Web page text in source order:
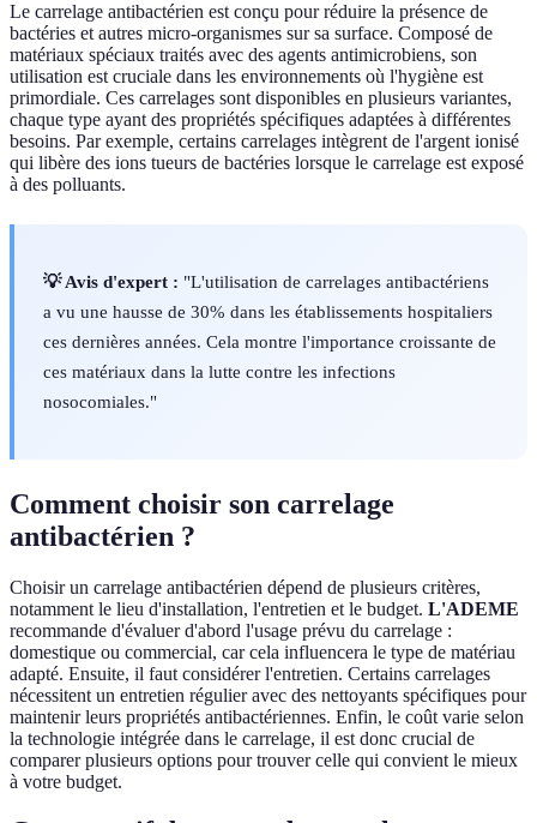
Le carrelage antibactérien est conçu pour réduire la présence de
bactéries et autres micro-organismes sur sa surface. Composé de
matériaux spéciaux traités avec des agents antimicrobiens, son
utilisation est cruciale dans les environnements où l'hygiène est
primordiale. Ces carrelages sont disponibles en plusieurs variantes,
chaque type ayant des propriétés spécifiques adaptées à différentes
besoins. Par exemple, certains carrelages intègrent de l'argent ionisé
qui libère des ions tueurs de bactéries lorsque le carrelage est exposé
à des polluants.
💡 Avis d'expert : "L'utilisation de carrelages antibactériens
a vu une hausse de 30% dans les établissements hospitaliers
ces dernières années. Cela montre l'importance croissante de
ces matériaux dans la lutte contre les infections
nosocomiales."
Comment choisir son carrelage
antibactérien ?
Choisir un carrelage antibactérien dépend de plusieurs critères,
notamment le lieu d'installation, l'entretien et le budget. L'ADEME
recommande d'évaluer d'abord l'usage prévu du carrelage :
domestique ou commercial, car cela influencera le type de matériau
adapté. Ensuite, il faut considérer l'entretien. Certains carrelages
nécessitent un entretien régulier avec des nettoyants spécifiques pour
maintenir leurs propriétés antibactériennes. Enfin, le coût varie selon
la technologie intégrée dans le carrelage, il est donc crucial de
comparer plusieurs options pour trouver celle qui convient le mieux
à votre budget.